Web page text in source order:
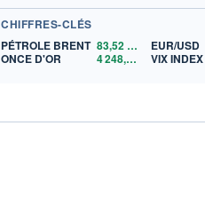
CHIFFRES-CLÉS
PÉTROLE BRENT 83,52
ONCE D'OR
4 248,06 $US
EUR/USD
VIX INDEX